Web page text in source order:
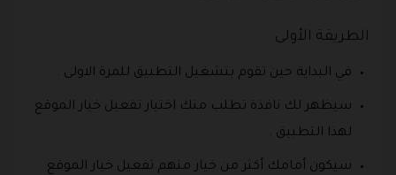
الطريقة الأولى
في البداية حين تقوم بتشغيل التطبيق للمرة الاولى .
سيظهر لك نافذة تطلب منك اختيار تفعيل خيار الموقع
لهذا التطبيق .
سيكون أمامك أكثر من خيار منهم تفعيل خيار الموقع